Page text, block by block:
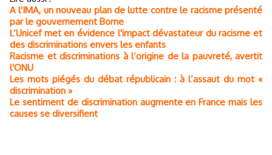
A l'IMA, un nouveau plan de lutte contre le racisme présenté
par le gouvernement Borne
L’Unicef met en évidence l'impact dévastateur du racisme et
des discriminations envers les enfants
Racisme et discriminations à l’origine de la pauvreté, avertit
l'ONU
Les mots piégés du débat républicain : à l’assaut du mot «
discrimination »
Le sentiment de discrimination augmente en France mais les
causes se diversifient